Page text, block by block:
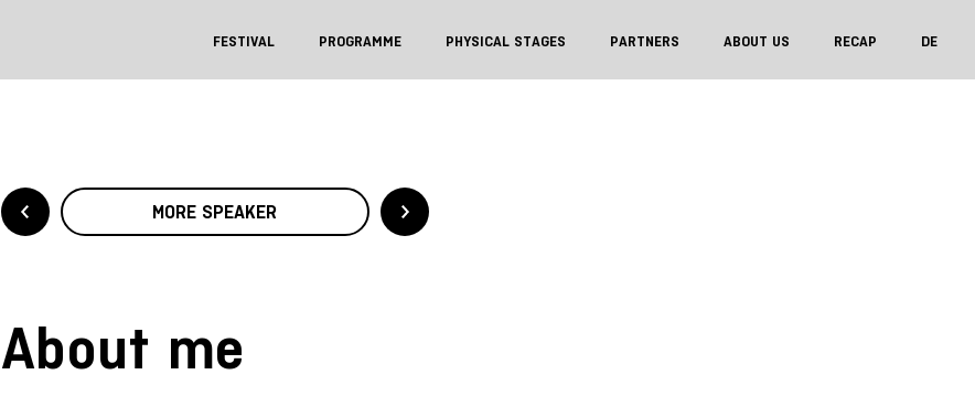
FESTIVAL PROGRAMME PHYSICAL STAGES PARTNERS ABOUT US RECAP DE
MORE SPEAKER
About me